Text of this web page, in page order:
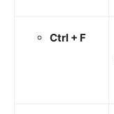
Ctrl + F